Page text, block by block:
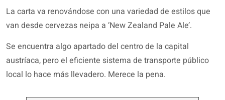
La carta va renovándose con una variedad de estilos que
van desde cervezas neipa a ‘New Zealand Pale Ale’.
Se encuentra algo apartado del centro de la capital
austríaca, pero el eficiente sistema de transporte público
local lo hace más llevadero. Merece la pena.